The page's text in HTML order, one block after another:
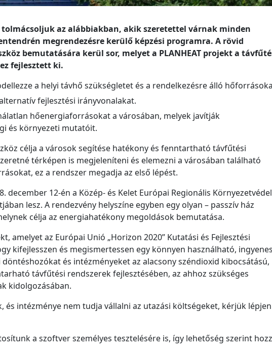
tolmácsoljuk az alábbiakban, akik szeretettel várnak minden
megrendezésre kerülő képzési programra. A rövid
bemutatására kerül sor, melyet a PLANHEAT projekt a
fejlesztett ki.
a helyi távhő szükségletet és a rendelkezésre álló
fejlesztési irányvonalakat.
hőenergiaforrásokat a városában, melyek javítják
és környezeti mutatóit.
célja a városok segítése hatékony és fenntartható távfűtési
térképen is megjeleníteni és elemezni a városában található
ez a rendszer megadja az első lépést.
december 12-én a Közép- és Kelet Európai Regionális
lesz. A rendezvény helyszíne egyben egy olyan – passzív ház
célja az energiahatékony megoldások bemutatása.
amelyet az Európai Unió „Horizon 2020” Kutatási és Fejlesztési
kifejlesszen és megismertessen egy könnyen használható, ingyenes
és intézményeket az alacsony széndioxid kibocsátású,
távfűtési rendszerek fejlesztésében, az ahhoz szükséges
kidolgozásában.
és intézménye nem tudja vállalni az utazási költségeket, kérjük lépjen
a szoftver személyes tesztelésére is, így lehetőség szerint